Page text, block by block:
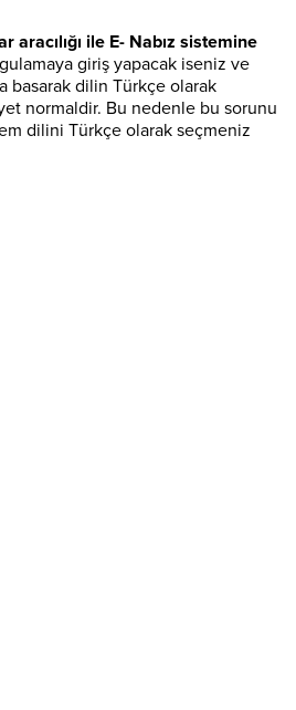
ile E- Nabız sistemine
giriş yapacak iseniz ve
basarak dilin Türkçe olarak
normaldir. Bu nedenle bu sorunu
dilini Türkçe olarak seçmeniz